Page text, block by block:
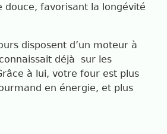
douce, favorisant la longévité
disposent d’un moteur à
déjà
sur les
à lui, votre four est plus
en énergie, et plus